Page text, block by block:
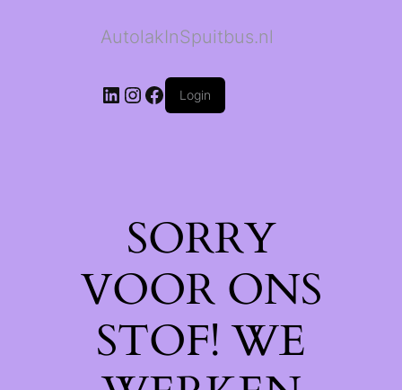
AutolakInSpuitbus.nl
LinkedIn
Instagram
Facebook
Login
SORRY
VOOR ONS
STOF! WE